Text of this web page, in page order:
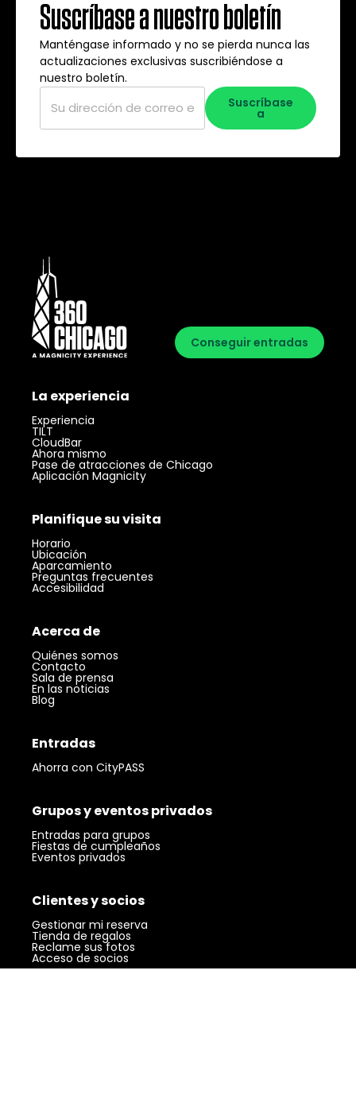
Visita 360 Chicago.El emblemático punto de
referencia de Chicago con unas vistas
inolvidables.
Suscríbase a nuestro boletín
Manténgase informado y no se pierda nunca las
actualizaciones exclusivas suscribiéndose a
nuestro boletín.
Correo
electrónico
Suscríbase
a
Conseguir entradas
La experiencia
Experiencia
TILT
CloudBar
Ahora mismo
Pase de atracciones de Chicago
Aplicación Magnicity
Planifique su visita
Horario
Ubicación
Aparcamiento
Preguntas frecuentes
Accesibilidad
Acerca de
Quiénes somos
Contacto
Sala de prensa
En las noticias
Blog
Entradas
Ahorra con CityPASS
Grupos y eventos privados
Entradas para grupos
Fiestas de cumpleaños
Eventos privados
Clientes y socios
Gestionar mi reserva
Tienda de regalos
Reclame sus fotos
Acceso de socios